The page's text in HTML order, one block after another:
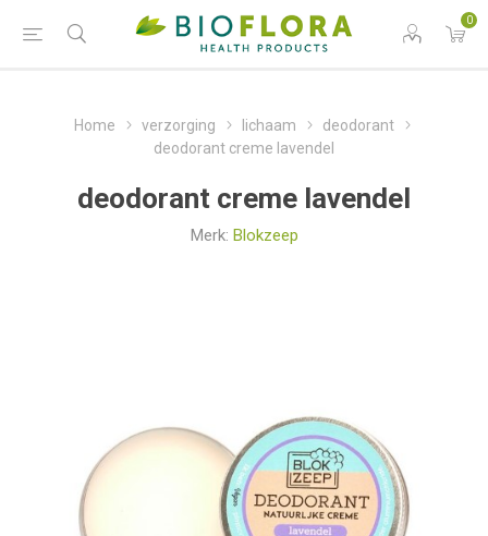
0
Home verzorging lichaam
deodorant
deodorant creme lavendel
deodorant creme lavendel
Merk: Blokzeep